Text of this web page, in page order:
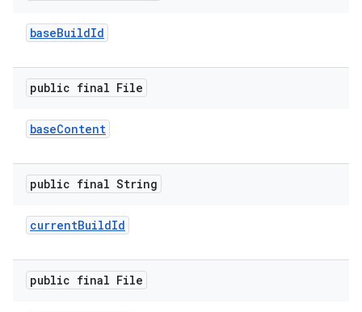
baseBuildId
public final File
baseContent
public final String
currentBuildId
public final File